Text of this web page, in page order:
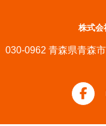
株式会
030-0962 青森県青森